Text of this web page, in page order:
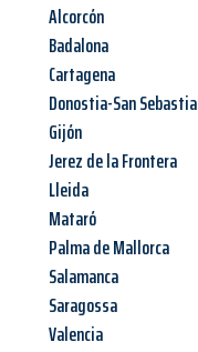
Alcorcón
Badalona
Cartagena
Donostia-San
Gijón
Jerez de la Frontera
Lleida
Mataró
Palma de Mallorca
Salamanca
Saragossa
Valencia